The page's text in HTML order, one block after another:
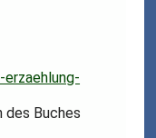
des Buches